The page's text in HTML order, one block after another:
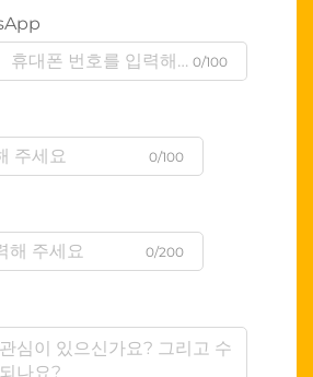
0/100
0/100
0/200